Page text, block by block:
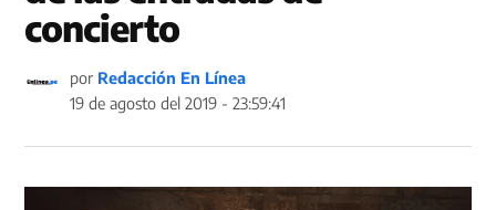
concierto
por Redacción En Línea
19 de agosto del 2019 - 23:59:41